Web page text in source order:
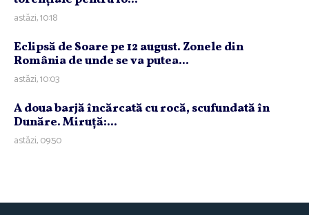
astăzi, 10:18
Eclipsă de Soare pe 12 august. Zonele din
România de unde se va putea...
astăzi, 10:03
A doua barjă încărcată cu rocă, scufundată în
Dunăre. Miruţă:...
astăzi, 09:50